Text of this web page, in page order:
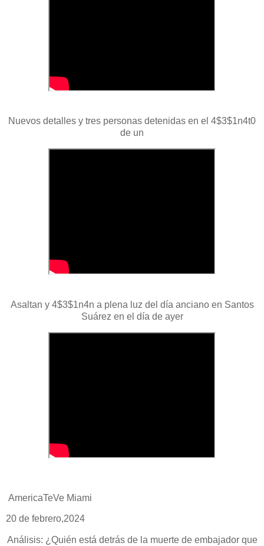
Nuevos detalles y tres personas detenidas en el 4$3$1n4t0
de un
Asaltan y 4$3$1n4n a plena luz del día anciano en Santos
Suárez en el día de ayer
AmericaTeVe Miami
20 de febrero,2024
Análisis: ¿Quién está detrás de la muerte de embajador que